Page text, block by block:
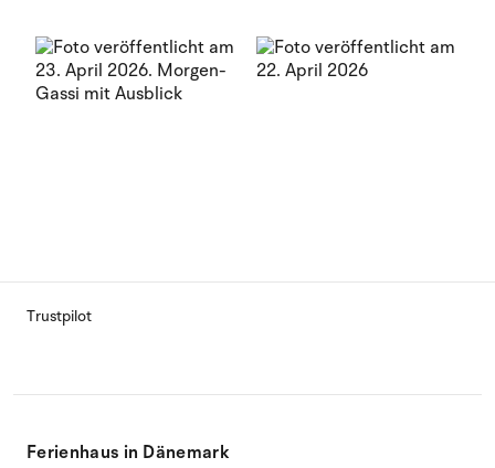
Trustpilot
Ferienhaus in Dänemark